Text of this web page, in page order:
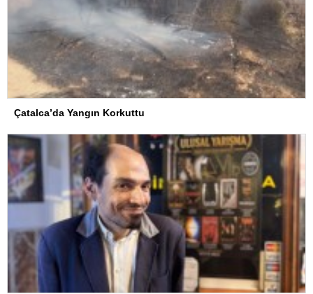
Çatalca’da Yangın Korkuttu